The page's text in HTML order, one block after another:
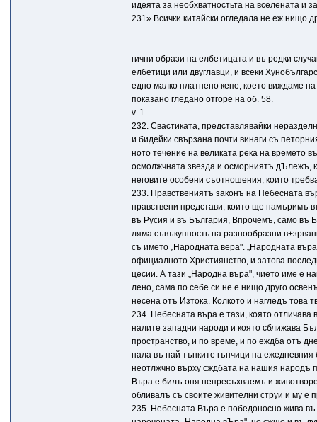
идеята за необхватностьта на вселената и
231» Всички китайски огледала не еж нищо
гични образи на елбетицата и въ редки
елбетици или двуглавци, и всеки
едно малко платнено кепе, което виждаме
показано гледано отгоре на об. 58.
v. 1 -
232. Свастиката, представлявайки
и бидейки свързана почти винаги съ
ното течение на великата река на времето
осмолжчната звезда и осморниятъ дЪлежъ,
неговите особени съотношения, които
233. Нравствениятъ законъ на Небесната
нравствени представи, които ще намъримъ
въ Русия и въ България, Впрочемъ, само въ
ляма съвъкупность на разнообразни
съ името „Народната вера". „Народната
официалното Християнство, и затова
цесии. А тази „Народна въpa", чието име е
лено, сама по себе си не е нищо друго
несена отъ Изтока. Колкото и нагледъ това
234. Небесната въра е тази, която отличава
налите западни народи и която сближава
пространство, и по време, и по еждба отъ
нала въ най тънките гънчици на
неотлжчно върху сждбата на нашия народъ
Bъpa е билъ оня непресъхваемъ и
обливалъ съ своите живителни струи и му е
235. Небесната Bъpa е победоносно жива